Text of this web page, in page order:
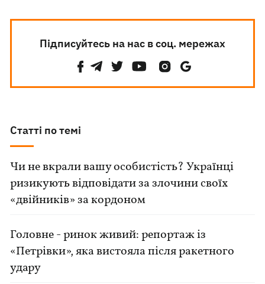
Підписуйтесь на нас в соц. мережах
Статті по темі
Чи не вкрали вашу особистість? Українці
ризикують відповідати за злочини своїх
«двійників» за кордоном
Головне - ринок живий: репортаж із
«Петрівки», яка вистояла після ракетного
удару